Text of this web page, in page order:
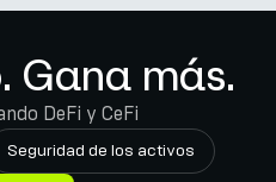
Gana más.
DeFi y CeFi
Seguridad de los activos